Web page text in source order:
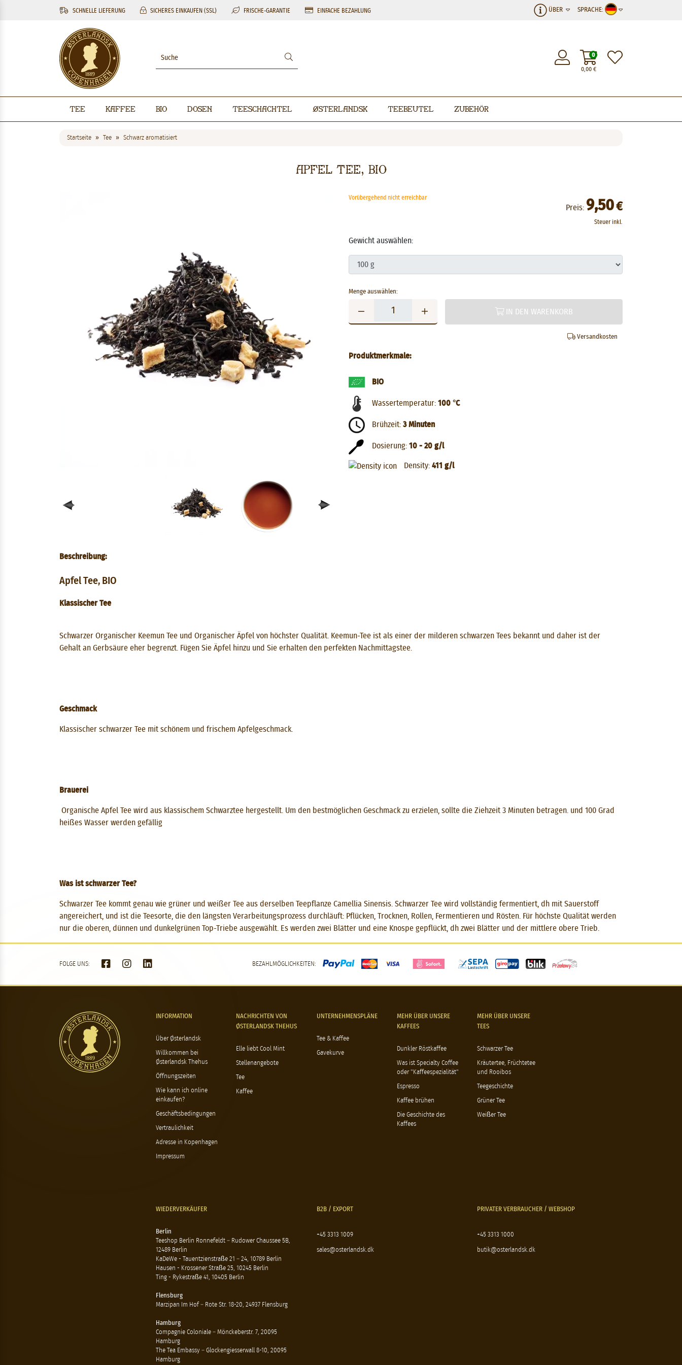
SCHNELLE LIEFERUNG SICHERES EINKAUFEN (SSL) FRISCHE-GARANTIE EINFACHE BEZAHLUNG SPRACHE:
ÜBER
0,00€
0
Tee Kaffee BIO Dosen Teeschachtel Østerlandsk Teebeutel Zubehör
Startseite Tee Schwarz aromatisiert
Apfel Tee, BIO
Vorübergehend nicht erreichbar
Preis: 9,50€
Steuer inkl.
Gewicht auswählen:
Menge auswählen:
IN DEN WARENKORB
Versandkosten
Produktmerkmale:
BIO
Wassertemperatur: 100 °C
Brühzeit: 3 Minuten
Dosierung: 10 - 20 g/l
Density: 411 g/l
Beschreibung:
Apfel Tee, BIO
Klassischer Tee
Schwarzer Organischer Keemun Tee und Organischer Äpfel von höchster Qualität. Keemun-Tee ist als einer der milderen schwarzen Tees bekannt und daher ist der
Gehalt an Gerbsäure eher begrenzt. Fügen Sie Äpfel hinzu und Sie erhalten den perfekten Nachmittagstee.
Geschmack
Klassischer schwarzer Tee mit schönem und frischem Apfelgeschmack.
Brauerei
Organische Apfel Tee wird aus klassischem Schwarztee hergestellt. Um den bestmöglichen Geschmack zu erzielen, sollte die Ziehzeit 3 ​​Minuten betragen. und 100 Grad
heißes Wasser werden gefällig
Was ist schwarzer Tee?
Schwarzer Tee kommt genau wie grüner und weißer Tee aus derselben Teepflanze Camellia Sinensis. Schwarzer Tee wird vollständig fermentiert, dh mit Sauerstoff
angereichert, und ist die Teesorte, die den längsten Verarbeitungsprozess durchläuft: Pflücken, Trocknen, Rollen, Fermentieren und Rösten. Für höchste Qualität werden
nur die oberen, dünnen und dunkelgrünen Top-Triebe ausgewählt. Es werden zwei Blätter und eine Knospe gepflückt, dh zwei Blätter und der mittlere obere Trieb.
FOLGE UNS: BEZAHLMÖGLICHKEITEN:
INFORMATION
Über Østerlandsk
Willkommen bei
Østerlandsk Thehus
Öffnungszeiten
Wie kann ich online
einkaufen?
Geschäftsbedingungen
Vertraulichkeit
Adresse in Kopenhagen
Impressum
NACHRICHTEN VON
ØSTERLANDSK THEHUS
Elle liebt Cool Mint
Stellenangebote
Tee
Kaffee
UNTERNEHMENSPLÄNE
Tee & Kaffee
Gavekurve
MEHR ÜBER UNSERE
KAFFEES
Dunkler Röstkaffee
Was ist Specialty Coffee
oder "Kaffeespezialität"
Espresso
Kaffee brühen
Die Geschichte des
Kaffees
MEHR ÜBER UNSERE
TEES
Schwarzer Tee
Kräutertee, Früchtetee
und Rooibos
Teegeschichte
Grüner Tee
Weißer Tee
WIEDERVERKÄUFER
Berlin
Teeshop Berlin Ronnefeldt – Rudower Chaussee 5B,
12489 Berlin
KaDeWe - Tauentzienstraße 21 – 24, 10789 Berlin
Hausen - Krossener Straße 25, 10245 Berlin
Ting - Rykestraße 41, 10405 Berlin
Flensburg
Marzipan Im Hof – Rote Str. 18-20, 24937 Flensburg
Hamburg
Compagnie Coloniale – Mönckeberstr. 7, 20095
Hamburg
The Tea Embassy – Glockengiesserwall 8-10, 20095
Hamburg
B2B / EXPORT
+45 3313 1009
sales@osterlandsk.dk
PRIVATER VERBRAUCHER / WEBSHOP
+45 3313 1000
butik@osterlandsk.dk